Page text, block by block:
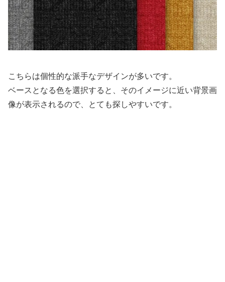
こちらは個性的な派手なデザインが多いです。
ベースとなる色を選択すると、そのイメージに近い背景画
像が表示されるので、とても探しやすいです。